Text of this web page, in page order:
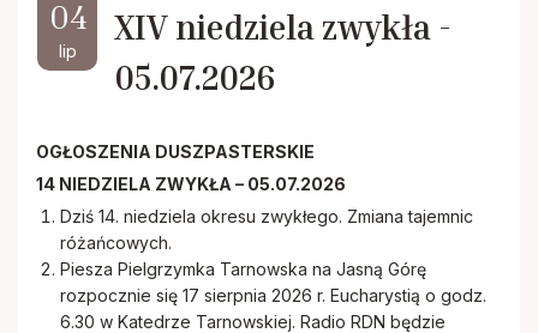
Historie Radłowskie cz. 2
Inwestycje
Rodacy - Kapłani, Siostry zakonne
Rada Duszpasterska i Gospodarcza
KSM
Nadzwyczajni Szafarze
04
lip
XIV niedziela zwykła -
05.07.2026
OGŁOSZENIA DUSZPASTERSKIE
14 NIEDZIELA ZWYKŁA – 05.07.2026
Dziś 14. niedziela okresu zwykłego. Zmiana tajemnic
różańcowych.
Piesza Pielgrzymka Tarnowska na Jasną Górę
rozpocznie się 17 sierpnia 2026 r. Eucharystią o godz.
6.30 w Katedrze Tarnowskiej. Radio RDN będzie